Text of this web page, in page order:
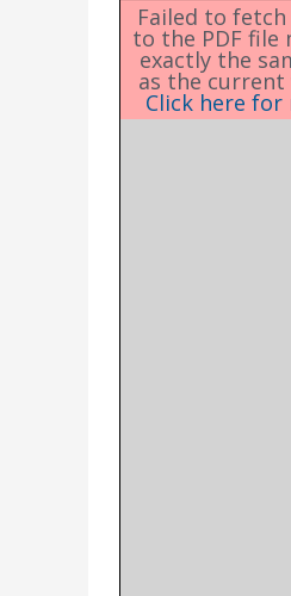
Failed to fetch
to the PDF file
exactly the
as the current
Click here